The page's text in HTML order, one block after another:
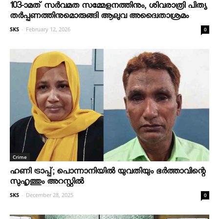
103-ാമത് സർവമത സമ്മേളനത്തിനും, ശിവരാത്രി പിത്യ
തർപ്പണത്തിനുമൊരുങ്ങി ആലുവ അദ്വൈതാശ്രമം
SKS - February 12, 2026 0
Crime
ഹണി ട്രാപ്പ്; പൊന്നാനിയില്‍ യുവതിയും ഭര്‍ത്താവിന്റെ
സുഹൃത്തും അറസ്റ്റില്‍
SKS - December 28, 2025 0